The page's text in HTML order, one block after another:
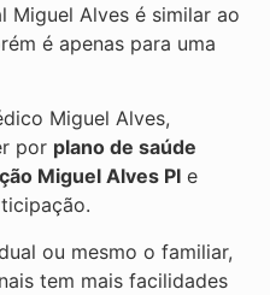
Miguel Alves é similar ao
é apenas para uma
Miguel Alves,
por plano de saúde
Miguel Alves PI e
ou mesmo o familiar,
tem mais facilidades